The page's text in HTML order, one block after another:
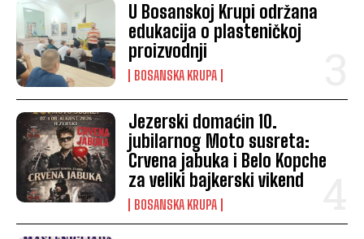
U Bosanskoj Krupi održana
edukacija o plasteničkoj
proizvodnji
BOSANSKA KRUPA
Jezerski domaćin 10.
jubilarnog Moto susreta:
Crvena jabuka i Belo Kopche
za veliki bajkerski vikend
BOSANSKA KRUPA